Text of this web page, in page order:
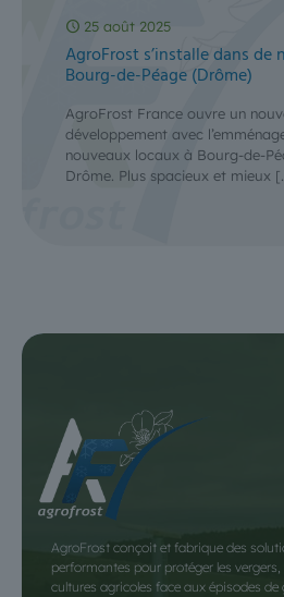
25 août 2025
AgroFrost s’installe dans de
Bourg-de-Péage (Drôme)
AgroFrost France ouvre un
développement avec
nouveaux locaux à Bourg-de-
Drôme. Plus spacieux et mieux
AgroFrost conçoit et fabrique des
performantes pour protéger les
cultures agricoles face aux épisodes de